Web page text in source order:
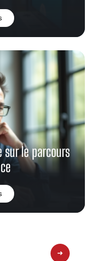
sur le parcours